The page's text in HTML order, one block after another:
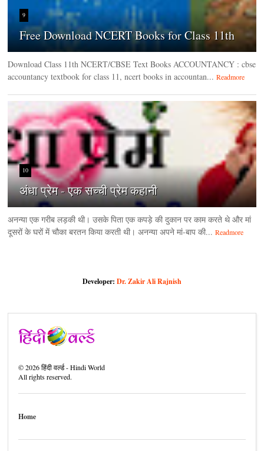
9
Free Download NCERT Books for Class 11th
Download Class 11th NCERT/CBSE Text Books ACCOUNTANCY : cbse
accountancy textbook for class 11, ncert books in accountan... Readmore
10
अंधा प्रेम - एक सच्ची प्रेम कहानी
अनन्या एक गरीब लड़की थी। उसके पिता एक कपड़े की दुकान पर काम करते थे और मां
दूसरों के घरों में चौका बरतन किया करती थी। अनन्या अपने मां-बाप की... Readmore
Developer: Dr. Zakir Ali Rajnish
©2026हिंदी वर्ल्ड - Hindi World
All rights reserved.
Home